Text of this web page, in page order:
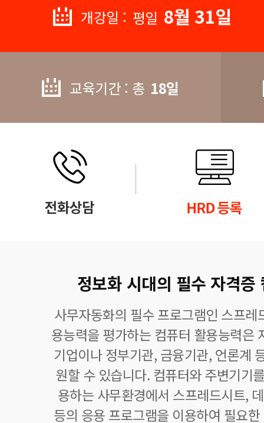
개강일 : 평일 8월 31일
교육기간 : 총 18일
정보화 시대의 필수 자격증
사무자동화의 필수 프로그램인 스프
용능력을 평가하는 컴퓨터 활용능력은
기업이나 정부기관, 금융기관, 언론계
원할 수 있습니다. 컴퓨터와 주변기기
용하는 사무환경에서 스프레드시트,
등의 응용 프로그램을 이용하여 필요